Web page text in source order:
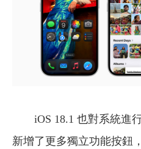
iOS 18.1 也對系統進
新增了更多獨立功能按鈕